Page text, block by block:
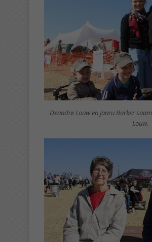
Deandre Louw en Janru Barker
Louw.